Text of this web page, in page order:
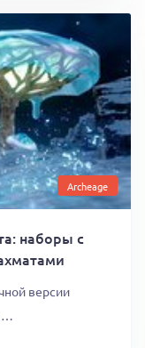
Archeage
наборы с
версии
…